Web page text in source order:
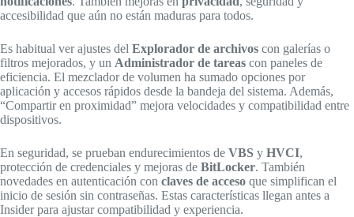
accesibilidad que aún no están maduras para todos.
Es habitual ver ajustes del Explorador de archivos con galerías o
filtros mejorados, y un Administrador de tareas con paneles de
eficiencia. El mezclador de volumen ha sumado opciones por
aplicación y accesos rápidos desde la bandeja del sistema. Además,
“Compartir en proximidad” mejora velocidades y compatibilidad entre
dispositivos.
En seguridad, se prueban endurecimientos de VBS y HVCI,
protección de credenciales y mejoras de BitLocker. También
novedades en autenticación con claves de acceso que simplifican el
inicio de sesión sin contraseñas. Estas características llegan antes a
Insider para ajustar compatibilidad y experiencia.